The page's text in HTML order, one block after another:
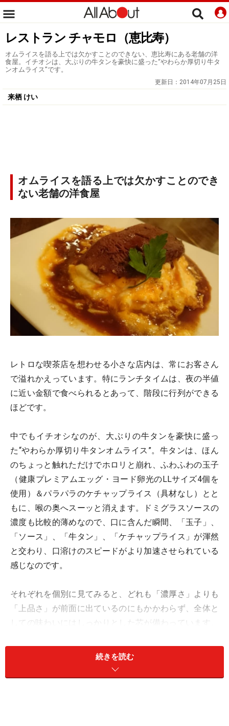
レストラン チャモロ（恵比寿）
オムライスを語る上では欠かすことのできない、恵比寿にある老舗の洋
食屋。イチオシは、大ぶりの牛タンを豪快に盛った“やわらか厚切り牛タ
ンオムライス”です。
更新日： 2014年07月25日
来栖 けい
オムライスを語る上では欠かすことのでき
ない老舗の洋食屋
レトロな喫茶店を想わせる小さな店内は、常にお客さん
で溢れかえっています。特にランチタイムは、夜の半値
に近い金額で食べられるとあって、階段に行列ができる
ほどです。
中でもイチオシなのが、大ぶりの牛タンを豪快に盛っ
た“やわらか厚切り牛タンオムライス”。牛タンは、ほん
のちょっと触れただけでホロリと崩れ、ふわふわの玉子
（健康プレミアムエッグ・ヨード卵光のLLサイズ4個を
使用）＆パラパラのケチャップライス（具材なし）とと
もに、喉の奥へスーッと消えます。ドミグラスソースの
濃度も比較的薄めなので、口に含んだ瞬間、「玉子」、
「ソース」、「牛タン」、「ケチャップライス」が渾然
と交わり、口溶けのスピードがより加速させられている
感じなのです。
それぞれを個別に見てみると、どれも「濃厚さ」よりも
「上品さ」が前面に出ているのにもかかわらず、全体と
しての味わいにはしっかりとした芯が備わっています。
よって、後口に心地よいキレがもたらされているので
す。この見た目のダイナミックさからは想像もつかない
品のある味は、一度食べたら忘れられません。
続きを読む